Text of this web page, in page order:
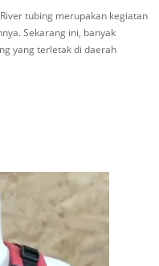
tubing merupakan kegiatan
Sekarang ini, banyak
yang terletak di daerah